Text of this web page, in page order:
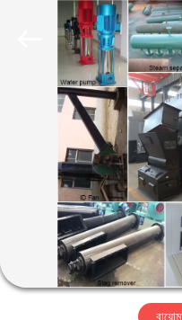
আমাদের
সম্পর্কে
কারখানা